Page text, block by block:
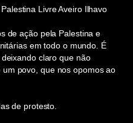
Livre Aveiro Ilhavo
de ação pela Palestina e
em todo o mundo. É
claro que não
povo, que nos opomos ao
de protesto.